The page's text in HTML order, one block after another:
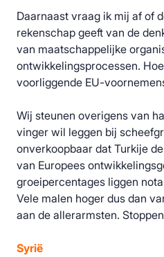
Daarnaast vraag ik mij af of
rekenschap geeft van de
van maatschappelijke
ontwikkelingsprocessen.
voorliggende EU-
Wij steunen overigens van
vinger wil leggen bij
onverkoopbaar dat Turkije
van Europees
groeipercentages liggen
Vele malen hoger dus dan
aan de allerarmsten.
Syrië